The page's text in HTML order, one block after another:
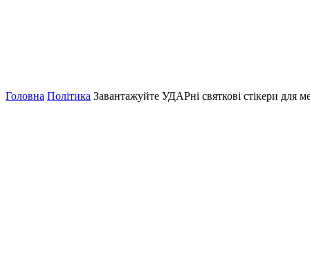
Головна Політика Завантажуйте УДАРні святкові стікери для